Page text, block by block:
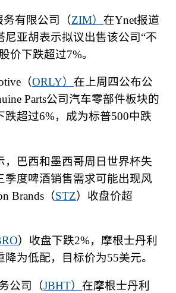
有限公司（ZIM） 在Ynet报道
尼亚胡表示拟议出售该公司“不
价下跌超过7%。
（ORLY） 在上周四公布公
Parts公司汽车零部件板块的
跌超过6%，成为标普500中跌
，巴西和墨西哥周日世界杯失
季度啤酒销售需求可能出现风
Brands （STZ）收盘价超
）收盘下跌2%，摩根士丹利
降为低配，目标价为55美元。
公司（JBHT） 在摩根士丹利